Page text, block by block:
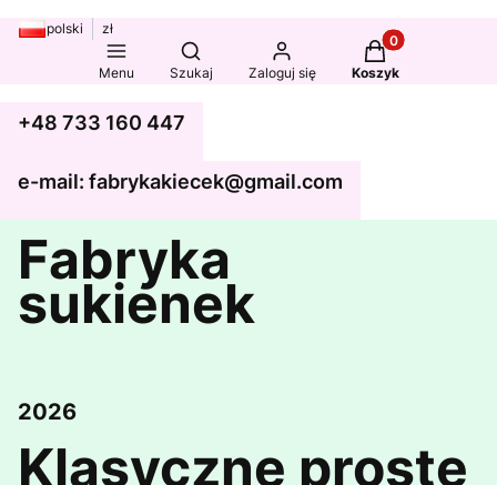
polski zł
Menu
Otwórz wyszukiwarkę
Szukaj Zaloguj się
Produkty w
Koszyk
+48 733 160 447
e-mail: fabrykakiecek@gmail.com
Fabryka
sukienek
2026
Klasyczne proste